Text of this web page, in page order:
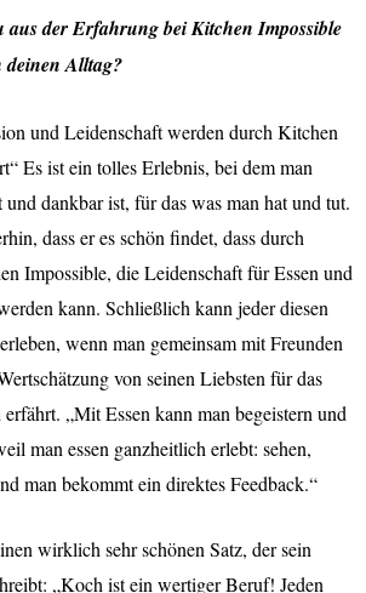
aus der Erfahrung bei Kitchen Impossible
deinen Alltag?
und Leidenschaft werden durch Kitchen
Es ist ein tolles Erlebnis, bei dem man
dankbar ist, für das was man hat und tut.
dass er es schön findet, dass durch
Impossible, die Leidenschaft für Essen und
kann. Schließlich kann jeder diesen
wenn man gemeinsam mit Freunden
von seinen Liebsten für das
erfährt. „Mit Essen kann man begeistern und
man essen ganzheitlich erlebt: sehen,
man bekommt ein direktes Feedback.“
wirklich sehr schönen Satz, der sein
„Koch ist ein wertiger Beruf! Jeden